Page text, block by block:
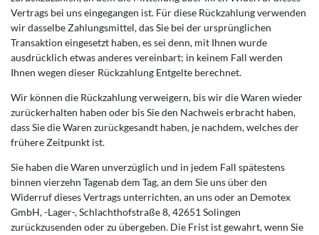
Vertrags bei uns eingegangen ist. Für diese Rückzahlung verwenden
wir dasselbe Zahlungsmittel, das Sie bei der ursprünglichen
Transaktion eingesetzt haben, es sei denn, mit Ihnen wurde
ausdrücklich etwas anderes vereinbart; in keinem Fall werden
Ihnen wegen dieser Rückzahlung Entgelte berechnet.
Wir können die Rückzahlung verweigern, bis wir die Waren wieder
zurückerhalten haben oder bis Sie den Nachweis erbracht haben,
dass Sie die Waren zurückgesandt haben, je nachdem, welches der
frühere Zeitpunkt ist.
Sie haben die Waren unverzüglich und in jedem Fall spätestens
binnen vierzehn Tagenab dem Tag, an dem Sie uns über den
Widerruf dieses Vertrags unterrichten, an uns oder an Demotex
GmbH, -Lager-, Schlachthofstraße 8, 42651 Solingen
zurückzusenden oder zu übergeben. Die Frist ist gewahrt, wenn Sie